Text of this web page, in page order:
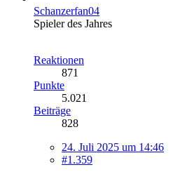
Schanzerfan04
Spieler des Jahres
Reaktionen
871
Punkte
5.021
Beiträge
828
24. Juli 2025 um 14:46
#1.359